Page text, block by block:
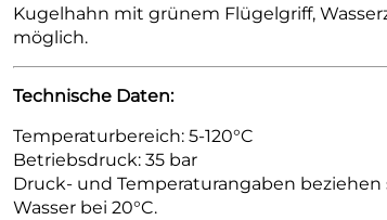
Kugelhahn mit grünem Flügelgriff,
möglich.
Technische Daten:
Temperaturbereich: 5-120°C
Betriebsdruck: 35 bar
Druck- und Temperaturangaben beziehen
Wasser bei 20°C.